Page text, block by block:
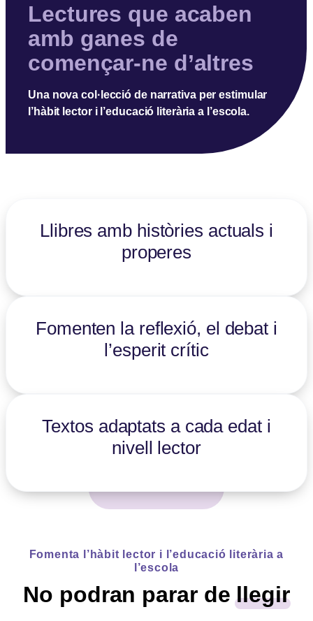
Lectures que acaben
amb ganes de
començar-ne d’altres
Una nova col·lecció de narrativa per estimular
l’hàbit lector i l’educació literària a l’escola.
Llibres amb històries actuals i
properes
Fomenten la reflexió, el debat i
l’esperit crític
Textos adaptats a cada edat i
nivell lector
Fomenta l’hàbit lector i l’educació literària a
l’escola
No podran parar dellegir